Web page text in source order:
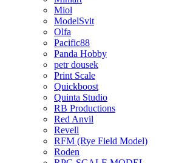
Miol
ModelSvit
Olfa
Pacific88
Panda Hobby
petr dousek
Print Scale
Quickboost
Quinta Studio
RB Productions
Red Anvil
Revell
RFM (Rye Field Model)
Roden